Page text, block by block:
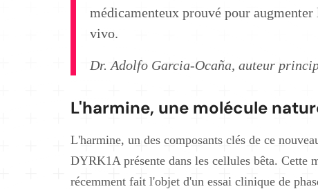
médicamenteux prouvé pour
vivo.
Dr. Adolfo Garcia-Ocaña, auteur
L'harmine, une molécule
L'harmine, un des composants clés de ce
DYRK1A présente dans les cellules bêta. Cette
récemment fait l'objet d'un essai clinique de